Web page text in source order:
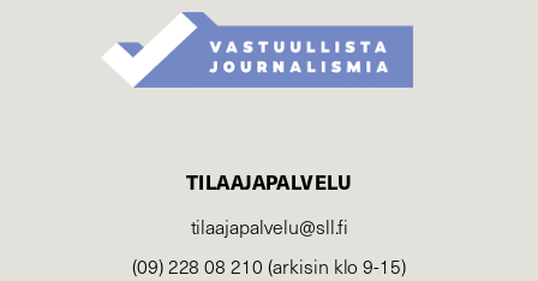
TILAAJAPALVELU
tilaajapalvelu@sll.fi
(09) 228 08 210 (arkisin klo 9-15)